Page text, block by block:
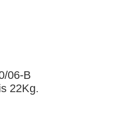
06-B
22Kg.